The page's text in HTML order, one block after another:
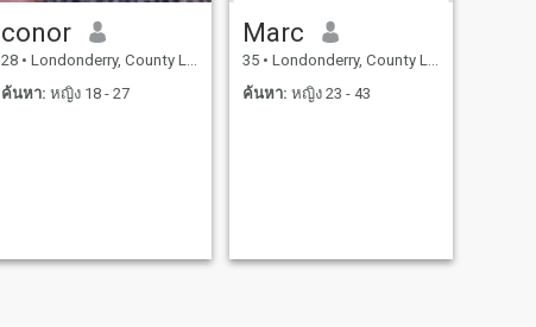
conor
28 • Londonderry, County Londonderry, อังกฤษ
ค้นหา: หญิง 18 - 27
Marc
35 • Londonderry, County Londonderry, อังกฤษ
ค้นหา: หญิง 23 - 43